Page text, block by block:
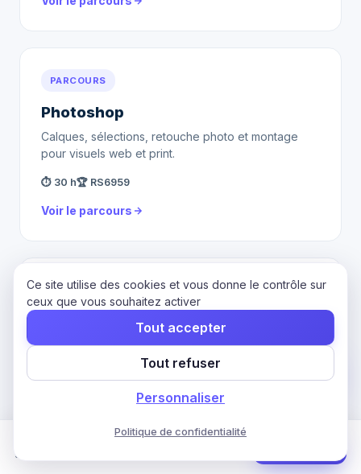
PARCOURS
Photoshop
Calques, sélections, retouche photo et montage
pour visuels web et print.
⏱ 30 h🏆 RS6959
Voir le parcours
PARCOURS
Tracés vectoriels, Pathfinder, couleurs, typographie
et création de logos.
Formation AutoCAD
30 h · 2 mois · CPF
Ce site utilise des cookies et vous donne le contrôle sur
ceux que vous souhaitez activer
Tout accepter
Tout refuser
Personnaliser
Politique de confidentialité